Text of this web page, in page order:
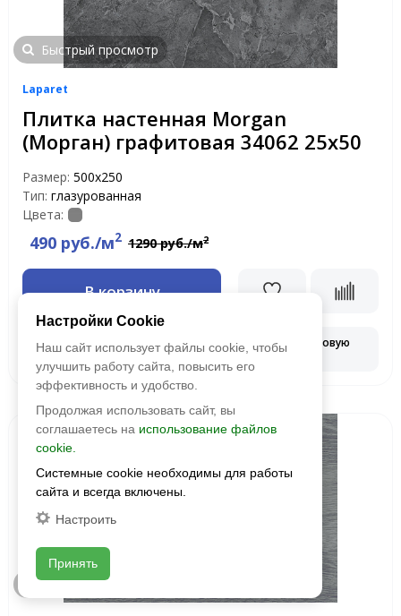
Быстрый просмотр
Laparet
Плитка настенная Morgan
(Морган) графитовая 34062 25х50
Размер: 500х250
Тип: глазурованная
Цвета:
490 руб./м2 1290 руб./м2
В корзину
Смотреть наличие
Запросить оптовую
цену
Распродажа
Быстрый просмотр
Настройки Cookie
Наш сайт использует файлы cookie, чтобы
улучшить работу сайта, повысить его
эффективность и удобство.
Продолжая использовать сайт, вы
соглашаетесь на использование файлов
cookie.
Системные cookie необходимы для работы
сайта и всегда включены.
Настроить
Принять